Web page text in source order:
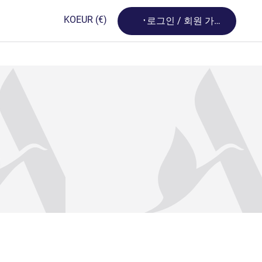
KOEUR (€) Loading...
로그인 / 회원 가입